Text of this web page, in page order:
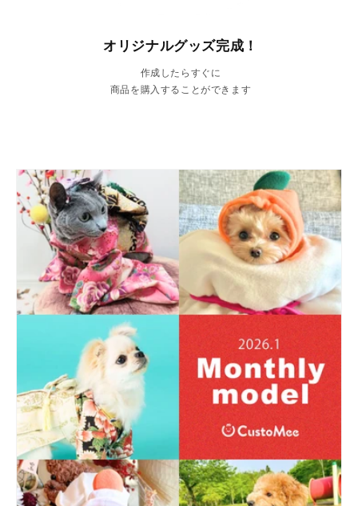
オリジナルグッズ完成！
作成したらすぐに
商品を購入することができます